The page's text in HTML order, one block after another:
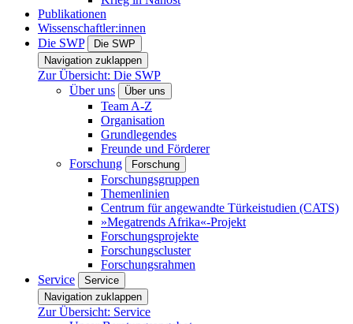
Publikationen
Wissenschaftler:innen
Die SWP
Die SWP
Navigation zuklappen
Zur Übersicht: Die SWP
Über uns
Über uns
Team A-Z
Organisation
Grundlegendes
Freunde und Förderer
Forschung
Forschung
Forschungsgruppen
Themenlinien
Centrum für angewandte Türkeistudien (CATS)
»Megatrends Afrika«-Projekt
Forschungsprojekte
Forschungscluster
Forschungsrahmen
Service
Service
Navigation zuklappen
Zur Übersicht: Service